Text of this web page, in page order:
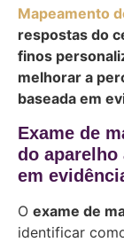
Mapeamento
respostas do
finos
melhorar a
baseada em
Exame de
do aparelho
em
O exame de
identificar